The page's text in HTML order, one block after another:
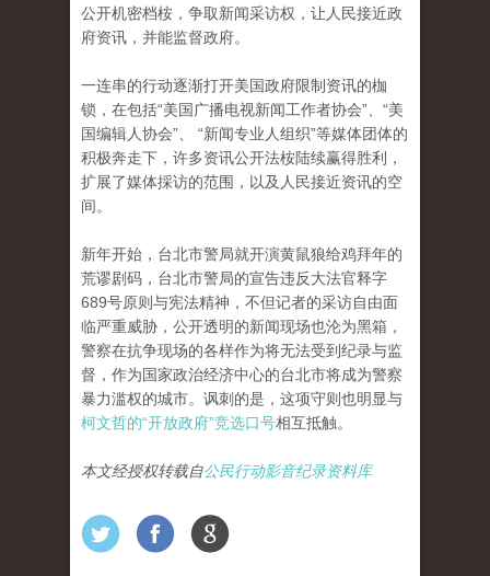
公开机密档桉，争取新闻采访权，让人民接近政
府资讯，并能监督政府。
一连串的行动逐渐打开美国政府限制资讯的枷
锁，在包括“美国广播电视新闻工作者协会”、“美
国编辑人协会”、 “新闻专业人组织”等媒体团体的
积极奔走下，许多资讯公开法桉陆续赢得胜利，
扩展了媒体採访的范围，以及人民接近资讯的空
间。
新年开始，台北市警局就开演黄鼠狼给鸡拜年的
荒谬剧码，台北市警局的宣告违反大法官释字
689号原则与宪法精神，不但记者的采访自由面
临严重威胁，公开透明的新闻现场也沦为黑箱，
警察在抗争现场的各样作为将无法受到纪录与监
督，作为国家政治经济中心的台北市将成为警察
暴力滥权的城市。讽刺的是，这项守则也明显与
柯文哲的“开放政府”竞选口号相互抵触。
本文经授权转载自公民行动影音纪录资料库